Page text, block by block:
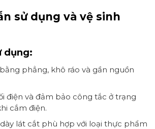
sử dụng và vệ sinh
dụng:
phẳng, khô ráo và gần nguồn
điện và đảm bảo công tắc ở trạng
cắm điện.
lát cắt phù hợp với loại thực phẩm